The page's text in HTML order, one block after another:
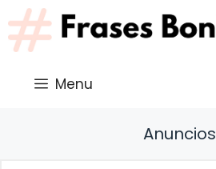
Saltar
al
contenido
Menu
Anuncios